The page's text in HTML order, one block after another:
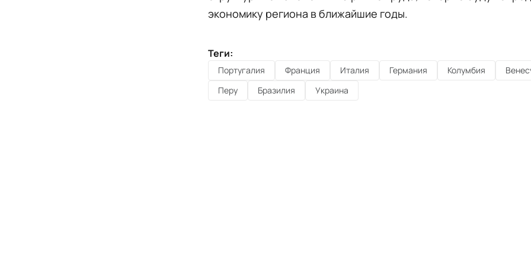
экономику региона в ближайшие годы.
Теги:
Португалия Франция Италия Германия Колумбия
Перу
Бразилия Украина